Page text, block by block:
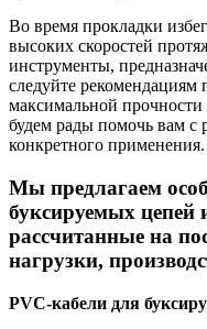
Во время прокладки
высоких скоростей
инструменты,
следуйте рекомендациям
максимальной
будем рады помочь вам с
конкретного применения.
Мы предлагаем
буксируемых цепей
рассчитанные на
нагрузки,
PVC-кабели для